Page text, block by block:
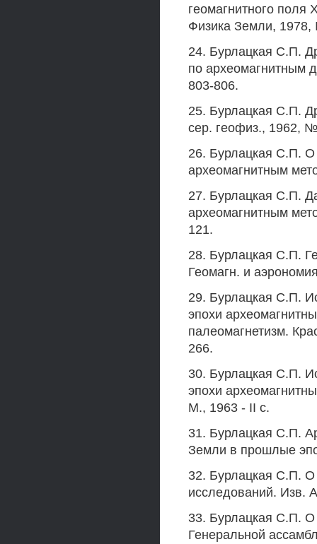
геомагнитного
Физика Земли,
24. Бурлацкая С.П.
по археомагнитным
803-806.
25. Бурлацкая С.П.
сер. геофиз., 1962,
26. Бурлацкая С.П. О
археомагнитным
27. Бурлацкая С.П.
археомагнитным
121.
28. Бурлацкая С.П.
Геомагн. и
29. Бурлацкая С.П.
эпохи
палеомагнетизм.
266.
30. Бурлацкая С.П.
эпохи
М., 1963 - II с.
31. Бурлацкая С.П.
Земли в прошлые
32. Бурлацкая С.П. О
исследований. Изв.
33. Бурлацкая С.П. О
Генеральной